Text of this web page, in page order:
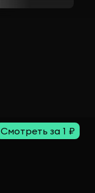
Смотреть за 1 ₽